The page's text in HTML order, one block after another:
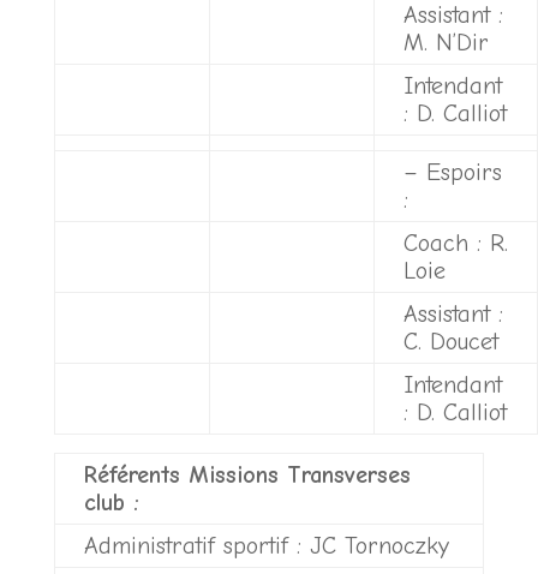
Assistant :
M. N’Dir
Intendant
: D. Calliot
– Espoirs
:
Coach : R.
Loie
Assistant :
C. Doucet
Intendant
: D. Calliot
Référents Missions Transverses
club :
Administratif sportif : JC Tornoczky